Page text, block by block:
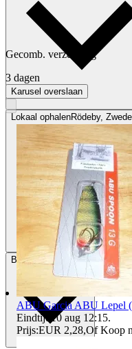
Lokaal ophalenRödeby,
BetalingVia Tradera
Gecomb. verzending
3 dagen
Karusel overslaan
ABU Garcia ABU Lepel
Eindtijd
10 aug 12:15.
Prijs:EUR 2,28,Of Koop